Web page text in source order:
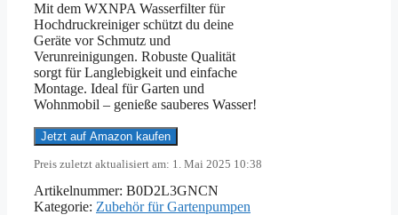
Mit dem WXNPA Wasserfilter für
Hochdruckreiniger schützt du deine
Geräte vor Schmutz und
Verunreinigungen. Robuste Qualität
sorgt für Langlebigkeit und einfache
Montage. Ideal für Garten und
Wohnmobil – genieße sauberes Wasser!
Jetzt auf Amazon kaufen
Preis zuletzt aktualisiert am: 1. Mai 2025 10:38
Artikelnummer: B0D2L3GNCN
Kategorie: Zubehör für Gartenpumpen